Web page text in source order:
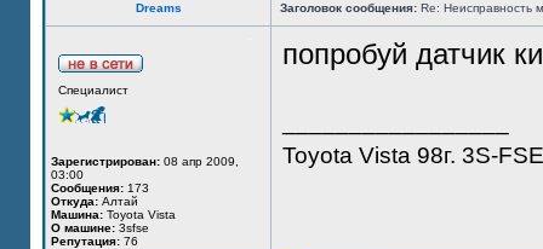
Dreams Заголовок сообщения: Re: Неисправность
Специалист
Зарегистрирован: 08 апр 2009,
03:00
Сообщения: 173
Откуда: Алтай
Машина: Toyota Vista
О машине: 3sfse
Репутация: 76
попробуй датчик
Toyota Vista 98г. 3S-FSE